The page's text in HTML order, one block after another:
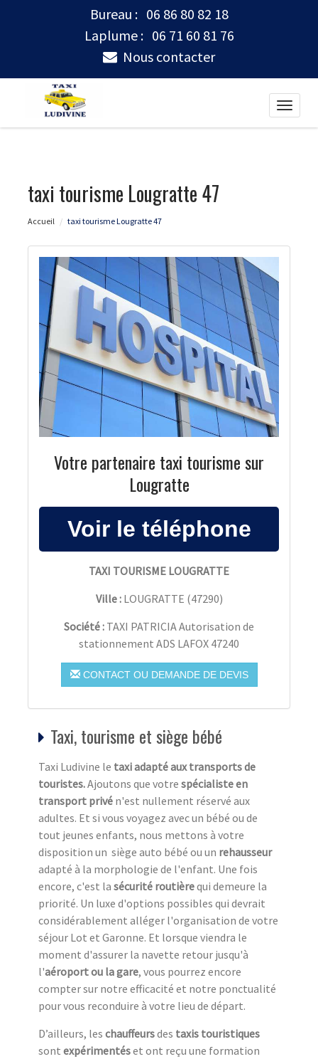
Bureau : 06 86 80 82 18
Laplume : 06 71 60 81 76
Nous contacter
Toggle
taxi tourisme Lougratte 47
Accueil taxi tourisme Lougratte 47
Votre partenaire taxi tourisme sur
Lougratte
TAXI TOURISME LOUGRATTE
Ville : LOUGRATTE (47290)
Société : TAXI PATRICIA Autorisation de
stationnement ADS LAFOX 47240
CONTACT OU DEMANDE DE DEVIS
Taxi, tourisme et siège bébé
Taxi Ludivine le taxi adapté aux transports de
touristes.Ajoutons que votre spécialiste en
transport privé n'est nullement réservé aux
adultes. Et si vous voyagez avec un bébé ou de
tout jeunes enfants, nous mettons à votre
disposition un siège auto bébé ou un rehausseur
adapté à la morphologie de l'enfant. Une fois
encore, c'est la sécurité routièrequi demeure la
priorité. Un luxe d'options possibles qui devrait
considérablement alléger l'organisation de votre
séjour Lot et Garonne. Et lorsque viendra le
moment d'assurer la navette retour jusqu'à
l'aéroport ou la gare, vous pourrez encore
compter sur notre efficacité et notre ponctualité
pour vous reconduire à votre lieu de départ.
D’ailleurs, les chauffeursdes taxis touristiques
sont expérimentéset ont reçu une formation